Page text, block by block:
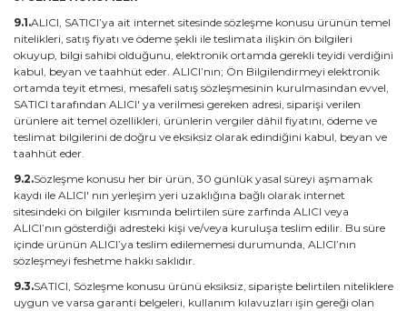
9.1.ALICI, SATICI’ya ait internet sitesinde sözleşme konusu ürünün temel
nitelikleri, satış fiyatı ve ödeme şekli ile teslimata ilişkin ön bilgileri
okuyup, bilgi sahibi olduğunu, elektronik ortamda gerekli teyidi verdiğini
kabul, beyan ve taahhüt eder. ALICI’nın; Ön Bilgilendirmeyi elektronik
ortamda teyit etmesi, mesafeli satış sözleşmesinin kurulmasından evvel,
SATICI tarafından ALICI' ya verilmesi gereken adresi, siparişi verilen
ürünlere ait temel özellikleri, ürünlerin vergiler dâhil fiyatını, ödeme ve
teslimat bilgilerini de doğru ve eksiksiz olarak edindiğini kabul, beyan ve
taahhüt eder.
9.2.Sözleşme konusu her bir ürün, 30 günlük yasal süreyi aşmamak
kaydı ile ALICI' nın yerleşim yeri uzaklığına bağlı olarak internet
sitesindeki ön bilgiler kısmında belirtilen süre zarfında ALICI veya
ALICI’nın gösterdiği adresteki kişi ve/veya kuruluşa teslim edilir. Bu süre
içinde ürünün ALICI’ya teslim edilememesi durumunda, ALICI’nın
sözleşmeyi feshetme hakkı saklıdır.
9.3.SATICI, Sözleşme konusu ürünü eksiksiz, siparişte belirtilen niteliklere
uygun ve varsa garanti belgeleri, kullanım kılavuzları işin gereği olan